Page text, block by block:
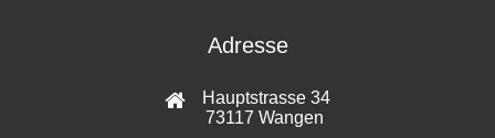
Adresse
Hauptstrasse 34
73117 Wangen